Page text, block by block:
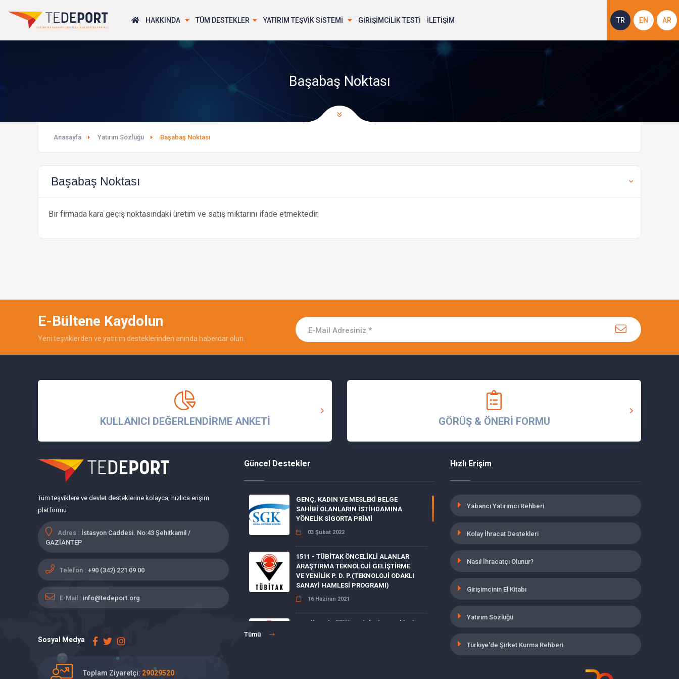
TR EN AR
HAKKINDA TÜM DESTEKLER YATIRIM TEŞVİK SİSTEMİ GİRİŞİMCİLİK TESTİ İLETİŞİM
Başabaş Noktası
Anasayfa Yatırım Sözlüğü Başabaş Noktası
Başabaş Noktası
Bir firmada kara geçiş noktasındaki üretim ve satış miktarını ifade etmektedir.
E-Bültene Kaydolun
Yeni teşviklerden ve yatırım desteklerinden anında haberdar olun.
KULLANICI DEĞERLENDİRME ANKETİ GÖRÜŞ & ÖNERİ FORMU
Tüm teşviklere ve devlet desteklerine kolayca, hızlıca erişim
platformu
Adres : İstasyon Caddesi. No:43 Şehitkamil /
GAZİANTEP
Telefon : +90 (342) 221 09 00
E-Mail : info@tedeport.org
Sosyal Medya
Toplam Ziyaretçi: 29029520
Güncel Destekler
GENÇ, KADIN VE MESLEKİ BELGE
SAHİBİ OLANLARIN İSTİHDAMINA
YÖNELİK SİGORTA PRİMİ
03 Şubat 2022
1511 - TÜBİTAK ÖNCELİKLİ ALANLAR
ARAŞTIRMA TEKNOLOJİ GELİŞTİRME
VE YENİLİK P. D. P.(TEKNOLOJİ ODAKLI
SANAYİ HAMLESİ PROGRAMI)
16 Haziran 2021
Enerji Verimliliği Projeleri Destekleri
Tümü
Hızlı Erişim
Yabancı Yatırımcı Rehberi
Kolay İhracat Destekleri
Nasıl İhracatçı Olunur?
Girişimcinin El Kitabı
Yatırım Sözlüğü
Türkiye'de Şirket Kurma Rehberi